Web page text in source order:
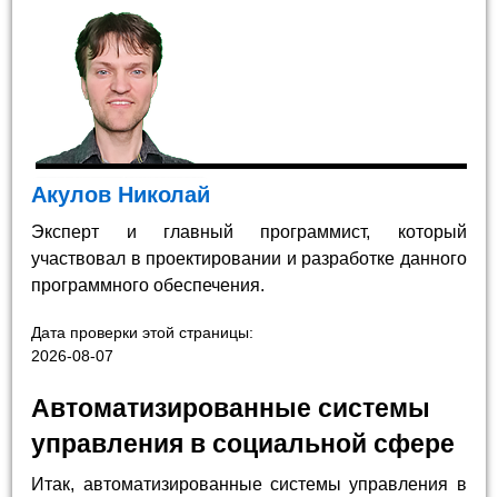
Акулов Николай
Эксперт и главный программист, который
участвовал в проектировании и разработке данного
программного обеспечения.
Дата проверки этой страницы:
2026-08-07
Автоматизированные системы
управления в социальной сфере
Итак, автоматизированные системы управления в